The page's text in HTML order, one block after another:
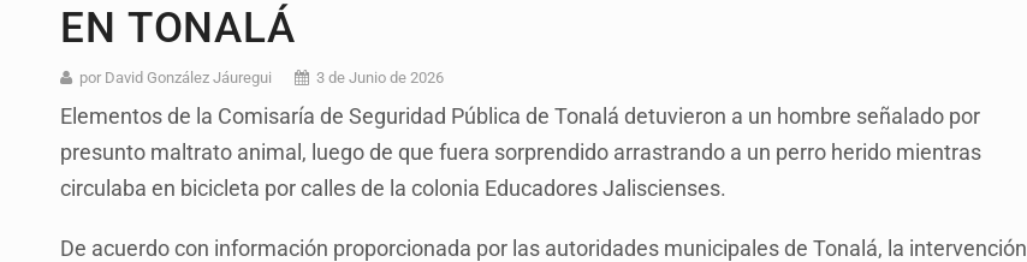
EN TONALÁ
por David González Jáuregui 3 de Junio de 2026
Elementos de la Comisaría de Seguridad Pública de Tonalá detuvieron a un hombre señalado por
presunto maltrato animal, luego de que fuera sorprendido arrastrando a un perro herido mientras
circulaba en bicicleta por calles de la colonia Educadores Jaliscienses.
De acuerdo con información proporcionada por las autoridades municipales de Tonalá, la intervención